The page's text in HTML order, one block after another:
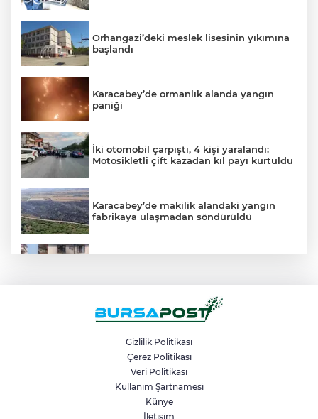
Orhangazi’deki meslek lisesinin yıkımına
başlandı
Karacabey’de ormanlık alanda yangın
paniği
İki otomobil çarpıştı, 4 kişi yaralandı:
Motosikletli çift kazadan kıl payı kurtuldu
Karacabey’de makilik alandaki yangın
fabrikaya ulaşmadan söndürüldü
Mustafa Keser’den müzik ve kahkaha
İnegöllü girişimciden bağış
dolandırıcılığına karşı dijital çözüm:
"Askıda"
Gizlilik Politikası
Çerez Politikası
Veri Politikası
Kullanım Şartnamesi
Künye
İletişim